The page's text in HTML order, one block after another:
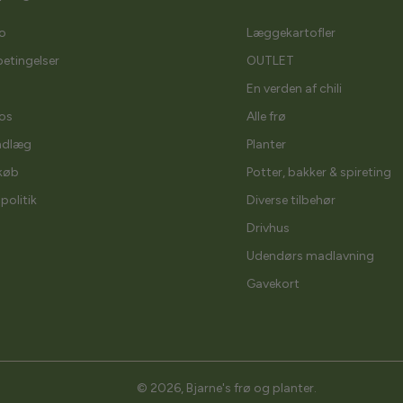
Læggekartofler
OUTLET
En verden af chili
Alle frø
Planter
Potter, bakker & spireting
Diverse tilbehør
Drivhus
Udendørs madlavning
Gavekort
© 2026, Bjarne's frø og planter.